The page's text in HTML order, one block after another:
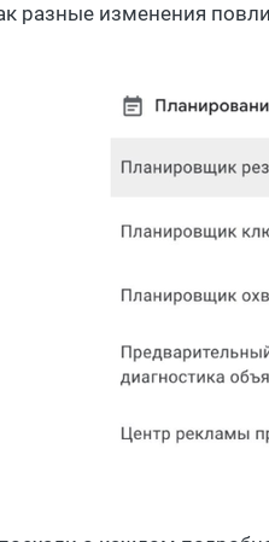
разные изменения